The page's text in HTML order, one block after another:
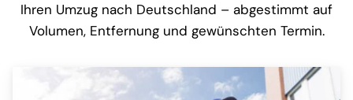
Ihren Umzug nach Deutschland – abgestimmt auf
Volumen, Entfernung und gewünschten Termin.